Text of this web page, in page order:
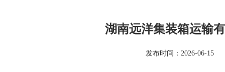
湖南远洋集装箱运输
发布时间：2026-06-15